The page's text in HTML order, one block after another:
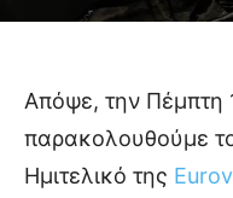
Απόψε, την Πέμπτη
παρακολουθούμε
Ημιτελικό της